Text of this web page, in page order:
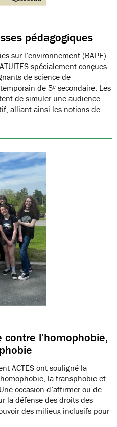
pédagogiques
sur l’environnement (BAPE)
spécialement conçues
de science de
de 5ᵉ secondaire. Les
de simuler une audience
alliant ainsi les notions de
l’homophobie,
ACTES ont souligné la
la transphobie et
occasion d’affirmer ou de
la défense des droits des
des milieux inclusifs pour